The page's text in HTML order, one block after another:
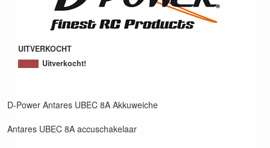
UITVERKOCHT
Uitverkocht!
D-Power Antares UBEC 8A Akkuweiche
Antares UBEC 8A accuschakelaar